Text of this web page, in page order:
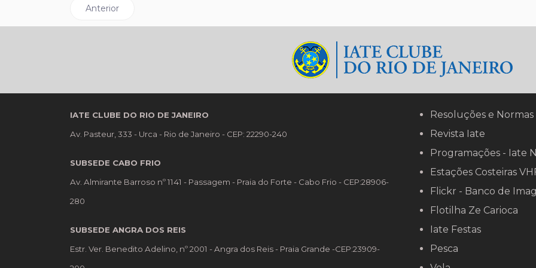
Artigo anterior: ICRJ homenageia Força Aérea Brasileira
Anterior
IATE CLUBE DO RIO DE JANEIRO
Av. Pasteur, 333 - Urca - Rio de Janeiro - CEP: 22290-240
SUBSEDE CABO FRIO
Av. Almirante Barroso nº 1141 - Passagem - Praia do Forte - Cabo Frio - CEP:28906-
280
SUBSEDE ANGRA DOS REIS
Estr. Ver. Benedito Adelino, nº 2001 - Angra dos Reis - Praia Grande -CEP:23909-
Resoluções e Normas
Revista Iate
Programações - Iate
Estações Costeiras
Flickr - Banco de
Flotilha Ze Carioca
Iate Festas
Pesca